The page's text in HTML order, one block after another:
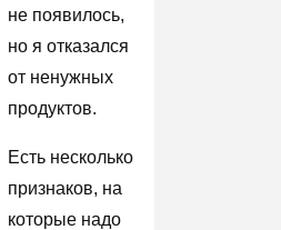
не появилось,
но я отказался
от ненужных
продуктов.
Есть несколько
признаков, на
которые надо